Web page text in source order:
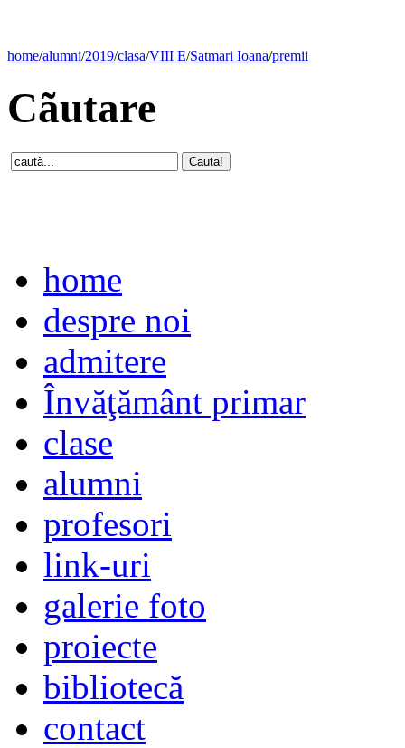
home/alumni/2019/clasa/VIII E/Satmari Ioana/premii
Cãutare
home
despre noi
admitere
Învăţământ primar
clase
alumni
profesori
link-uri
galerie foto
proiecte
bibliotecă
contact